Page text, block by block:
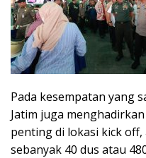
Pada kesempatan yang
Jatim juga
penting di lokasi kick
sebanyak 40 dus atau